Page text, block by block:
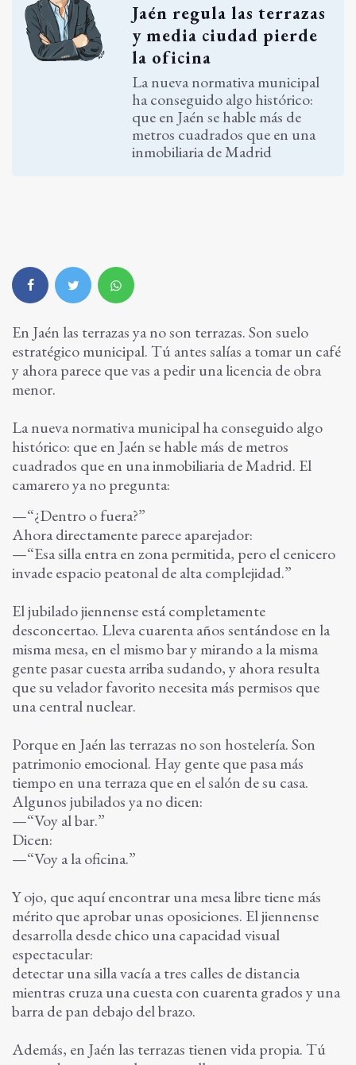
Jaén regula las terrazas
y media ciudad pierde
la oficina
La nueva normativa municipal
ha conseguido algo histórico:
que en Jaén se hable más de
metros cuadrados que en una
inmobiliaria de Madrid
En Jaén las terrazas ya no son terrazas. Son suelo
estratégico municipal. Tú antes salías a tomar un café
y ahora parece que vas a pedir una licencia de obra
menor.
La nueva normativa municipal ha conseguido algo
histórico: que en Jaén se hable más de metros
cuadrados que en una inmobiliaria de Madrid. El
camarero ya no pregunta:
—“¿Dentro o fuera?”
Ahora directamente parece aparejador:
—“Esa silla entra en zona permitida, pero el cenicero
invade espacio peatonal de alta complejidad.”
El jubilado jiennense está completamente
desconcertao. Lleva cuarenta años sentándose en la
misma mesa, en el mismo bar y mirando a la misma
gente pasar cuesta arriba sudando, y ahora resulta
que su velador favorito necesita más permisos que
una central nuclear.
Porque en Jaén las terrazas no son hostelería. Son
patrimonio emocional. Hay gente que pasa más
tiempo en una terraza que en el salón de su casa.
Algunos jubilados ya no dicen:
—“Voy al bar.”
Dicen:
—“Voy a la oficina.”
Y ojo, que aquí encontrar una mesa libre tiene más
mérito que aprobar unas oposiciones. El jiennense
desarrolla desde chico una capacidad visual
espectacular:
detectar una silla vacía a tres calles de distancia
mientras cruza una cuesta con cuarenta grados y una
barra de pan debajo del brazo.
Además, en Jaén las terrazas tienen vida propia. Tú